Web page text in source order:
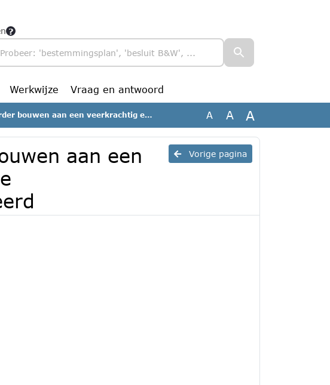
Werkwijze Vraag en antwoord
een veerkrachtig en gezonde gemeente_geanonimiseerd A A A
Vorige pagina
aan een